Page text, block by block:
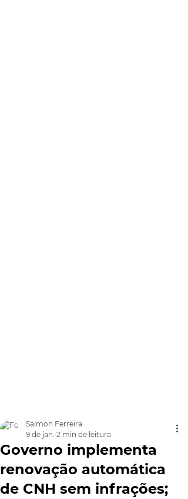
Governo implementa
renovação automática
de CNH sem infrações;
Saimon Ferreira
9 de jan. 2 min de leitura